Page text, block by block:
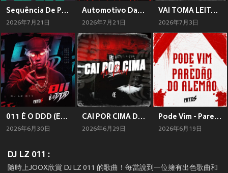
Sequência De Pirocada (Explicit)
2026年7月21日
Automotivo Da Cornetas (Explicit)
2026年7月21日
VAI TOMA LEITADA PAREDÃO DO ALEMÃO (Explicit)
2026年7月3日
011 É O DDD (Explicit)
2026年6月30日
CAI POR CIMA DO PAU (Explicit)
2026年6月29日
Pode Vim - Paredão Do Alemão (Explicit)
2026年6月19日
DJ LZ 011 :
隨時上JOOX欣賞 DJ LZ 011 的歌曲！每當說到一位擁有出色歌曲和